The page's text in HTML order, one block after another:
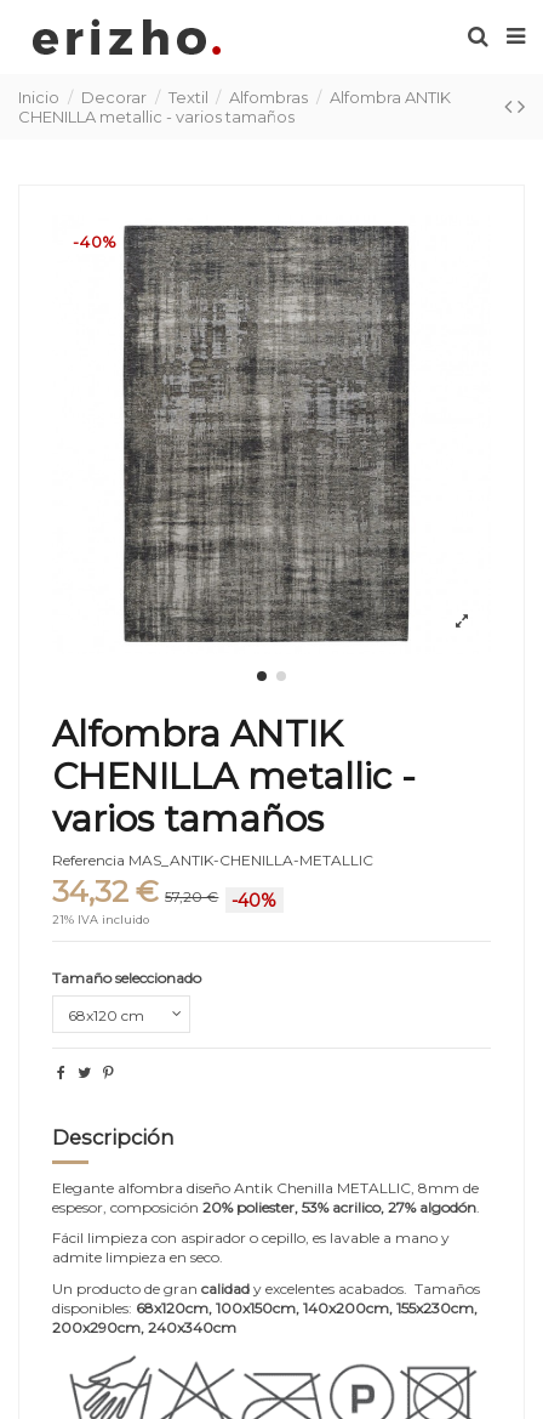
Inicio Decorar Textil Alfombras
Alfombra ANTIK
CHENILLA metallic - varios tamaños
-40%
Alfombra ANTIK
CHENILLA metallic -
varios tamaños
Referencia MAS_ANTIK-CHENILLA-METALLIC
34,32 € 57,20 € -40%
21% IVA incluido
Tamaño seleccionado
Descripción
Elegante alfombra diseño Antik Chenilla METALLIC, 8mm de
espesor, composición 20% poliester, 53% acrilico, 27% algodón
Fácil limpieza con aspirador o cepillo, es lavable a mano y
admite limpieza en seco.
Un producto de gran calidad y excelentes acabados. Tamaños
disponibles: 68x120cm, 100x150cm, 140x200cm, 155x230cm,
200x290cm, 240x340cm